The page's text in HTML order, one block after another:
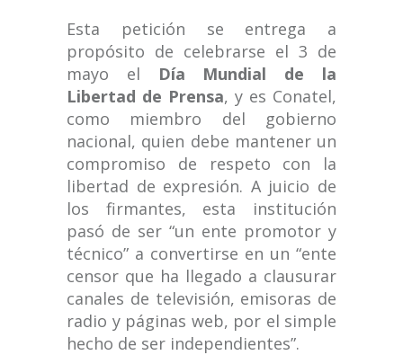
Esta petición se entrega a
propósito de celebrarse el 3 de
mayo el Día Mundial de la
Libertad de Prensa, y es Conatel,
como miembro del gobierno
nacional, quien debe mantener un
compromiso de respeto con la
libertad de expresión. A juicio de
los firmantes, esta institución
pasó de ser “un ente promotor y
técnico” a convertirse en un “ente
censor que ha llegado a clausurar
canales de televisión, emisoras de
radio y páginas web, por el simple
hecho de ser independientes”.